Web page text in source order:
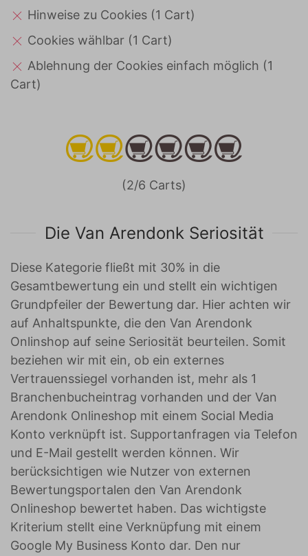
Hinweise zu Cookies (1 Cart)
Cookies wählbar (1 Cart)
Ablehnung der Cookies einfach möglich (1
Cart)
(2/6 Carts)
Die Van Arendonk Seriosität
Diese Kategorie fließt mit 30% in die
Gesamtbewertung ein und stellt ein wichtigen
Grundpfeiler der Bewertung dar. Hier achten wir
auf Anhaltspunkte, die den Van Arendonk
Onlinshop auf seine Seriosität beurteilen. Somit
beziehen wir mit ein, ob ein externes
Vertrauenssiegel vorhanden ist, mehr als 1
Branchenbucheintrag vorhanden und der Van
Arendonk Onlineshop mit einem Social Media
Konto verknüpft ist. Supportanfragen via Telefon
und E-Mail gestellt werden können. Wir
berücksichtigen wie Nutzer von externen
Bewertungsportalen den Van Arendonk
Onlineshop bewertet haben. Das wichtigste
Kriterium stellt eine Verknüpfung mit einem
Google My Business Konto dar. Den nur